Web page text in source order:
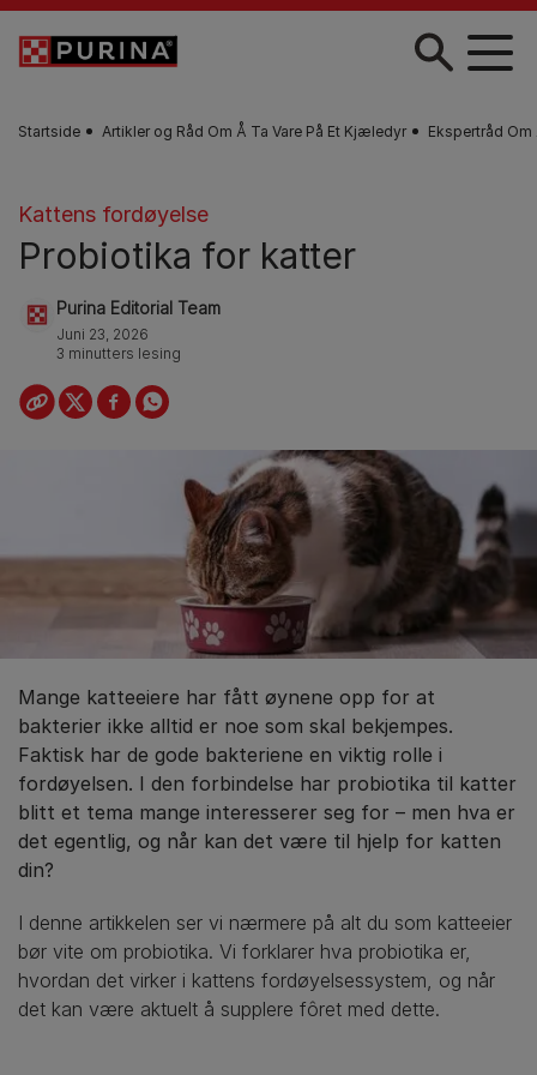
Skip to main content
Startside Artikler og Råd Om Å Ta Vare På Et Kjæledyr Ekspertråd Om
Kattens fordøyelse
Probiotika for katter
Purina Editorial Team
Juni 23, 2026
3 minutters lesing
Mange katteeiere har fått øynene opp for at
bakterier ikke alltid er noe som skal bekjempes.
Faktisk har de gode bakteriene en viktig rolle i
fordøyelsen. I den forbindelse har probiotika til katter
blitt et tema mange interesserer seg for – men hva er
det egentlig, og når kan det være til hjelp for katten
din?
I denne artikkelen ser vi nærmere på alt du som katteeier
bør vite om probiotika. Vi forklarer hva probiotika er,
hvordan det virker i kattens fordøyelsessystem, og når
det kan være aktuelt å supplere fôret med dette.